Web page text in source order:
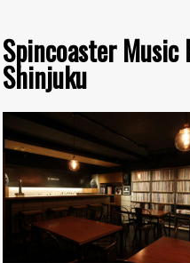
Spincoaster Music
Shinjuku